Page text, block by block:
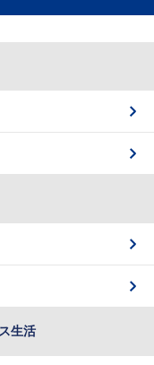
生活